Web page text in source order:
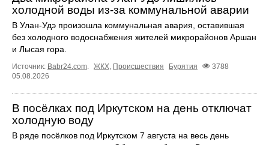
холодной воды из-за коммунальной аварии
В Улан-Удэ произошла коммунальная авария, оставившая
без холодного водоснабжения жителей микрорайонов Аршан
и Лысая гора.
Источник: Babr24.com. ЖКХ, Происшествия Бурятия
3788
05.08.2026
В посёлках под Иркутском на день отключат
холодную воду
В ряде посёлков под Иркутском 7 августа на весь день